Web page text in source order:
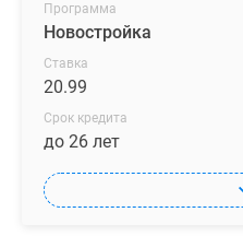
Программа
Новостройка
Ставка
20.99
Срок кредита
до 26 лет